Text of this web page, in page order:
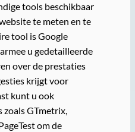
tools beschikbaar
te meten en te
tool is Google
u gedetailleerde
over de prestaties
krijgt voor
kunt u ook
zoals GTmetrix,
om de